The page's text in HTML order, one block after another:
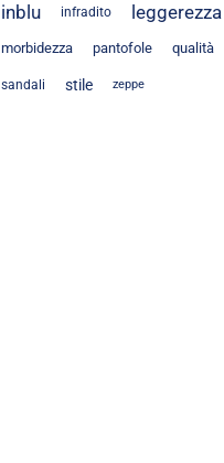
inblu infradito leggerezza
morbidezza pantofole qualità
sandali stile zeppe